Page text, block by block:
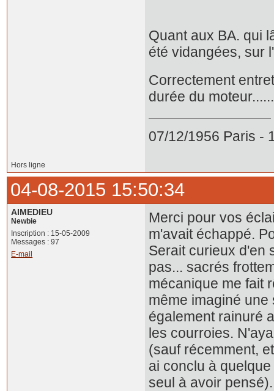
Quant aux BA. qui
été vidangées, sur
Correctement
durée du moteur......
07/12/1956 Paris -
Hors ligne
04-08-2015 15:50:34
AIMEDIEU
Newbie
Inscription : 15-05-2009
Messages : 97
E-mail
Merci pour vos
m'avait échappé.
Serait curieux d'en
pas... sacrés
mécanique me fait
même imaginé
également rainuré
les courroies.
(sauf récemment,
ai conclu à
seul à avoir pensé).